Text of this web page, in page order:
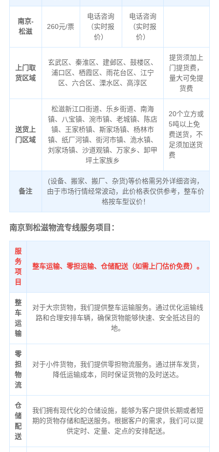
南京-
松滋
260元/票
电话咨询
（实时报
价）
电话咨询
（实时报
价）
上门取
货区域
玄武区、秦淮区、建邺区、鼓楼区、
浦口区、栖霞区、雨花台区、江宁
区、六合区、溧水区、高淳区
提货须加上
门提货费，
量大可免提
货费
送货上
门区域
松滋新江口街道、乐乡街道、南海
镇、八宝镇、涴市镇、老城镇、陈店
镇、王家桥镇、斯家场镇、杨林市
镇、纸厂河镇、街河市镇、洈水镇、
刘家场镇、沙道观镇、万家乡、卸甲
坪土家族乡
20个立方或
5吨以上免
费送货，不
足须加送货
费
备注
(设备、搬家、搬厂、杂货)等价格需另外详细咨询，
由于市场行情经常波动，此价格表仅供参考，整车价
格按车型议价！
南京到松滋物流专线服务项目：
服
务
项
目
整车运输、零担运输、仓储配送（如需上门估价免费）。
整
车
运
输
对于大宗货物，我们提供整车运输服务。通过优化运输线
路和合理安排车辆，确保货物能够快速、安全抵达目的
地。
零
担
物
流
对于小件货物，我们提供零担物流服务。通过拼车发货，
降低运输成本，同时保证货物的及时送达。
仓
储
配
送
我们拥有现代化的仓储设施，能够为客户提供长期或者短
期的货物存储和配送服务。根据客户的需求，我们可以提
供定时、定量、定点的安排配送。